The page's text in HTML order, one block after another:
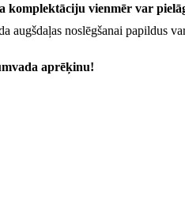
vienmēr var
noslēgšanai papildus
aprēķinu!